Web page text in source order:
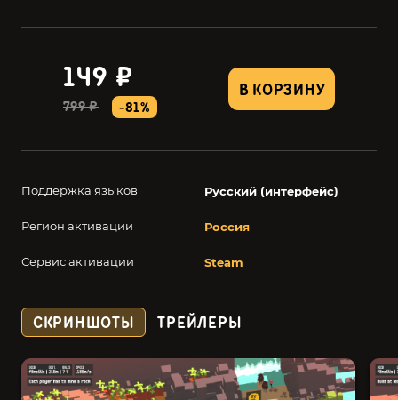
В КОРЗИНУ
149 ₽
799 ₽ -81%
Поддержка языков Русский (интерфейс)
Регион активации Россия
Сервис активации Steam
СКРИНШОТЫ ТРЕЙЛЕРЫ